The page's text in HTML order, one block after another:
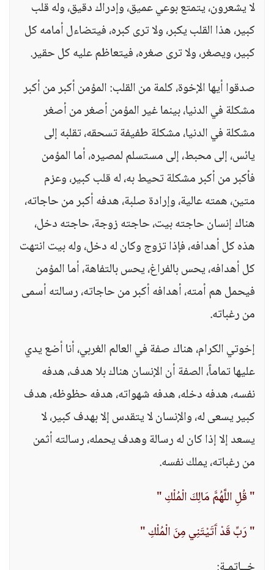
لا يشعرون، يتمتع بوعي عميق، وإدراك دقيق، وله قلب
كبير، هذا القلب يكبر، ولا ترى كبره، فيتضاءل أمامه كل
كبير، ويصغر، ولا ترى صغره، فيتعاظم عليه كل حقير.
صدقوا أيها الإخوة، كلمة من القلب: المؤمن أكبر من أكبر
مشكلة في الدنيا، بينما غير المؤمن أصغر من أصغر
مشكلة في الدنيا، مشكلة طفيفة تسحقه، تقلبه إلى
يائس، إلى محبط، إلى مستسلم لمصيره، أما المؤمن
فأكبر من أكبر مشكلة تحيط به، له قلب كبير، وعزم
متين، همته عالية، وإرادة صلبة، هدفه أكبر من حاجاته،
هناك إنسان حاجته بيت، حاجته زوجة، حاجته دخل،
هذه كل أهدافه، فإذا تزوج وكان له دخل، وله بيت انتهت
كل أهدافه، يحس بالفراغ، يحس بالتفاهة، أما المؤمن
فيحمل هم أمته، أهدافه أكبر من حاجاته، رسالته أسمى
من رغباته.
إخوتي الكرام، هناك صفة في العالم الغربي، أنا أضع يدي
عليها تماماً، الصفة أن الإنسان هناك بلا هدف، هدفه
نفسه، هدفه دخله، هدفه شهواته، هدفه حظوظه، هدف
كبير يسعى له، والإنسان لا يتقدس إلا بهدف كبير، لا
يسعد إلا إذا كان له رسالة وهدف يحمله، رسالته أثمن
من رغباته، يملك نفسه.
" قُلِ اللَّهُمَّ مَالِكَ الْمُلْكِ "
" رَبِّ قَدْ آَتَيْتَنِي مِنَ الْمُلْكِ "